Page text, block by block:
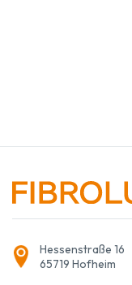
Hessenstraße 16
65719 Hofheim